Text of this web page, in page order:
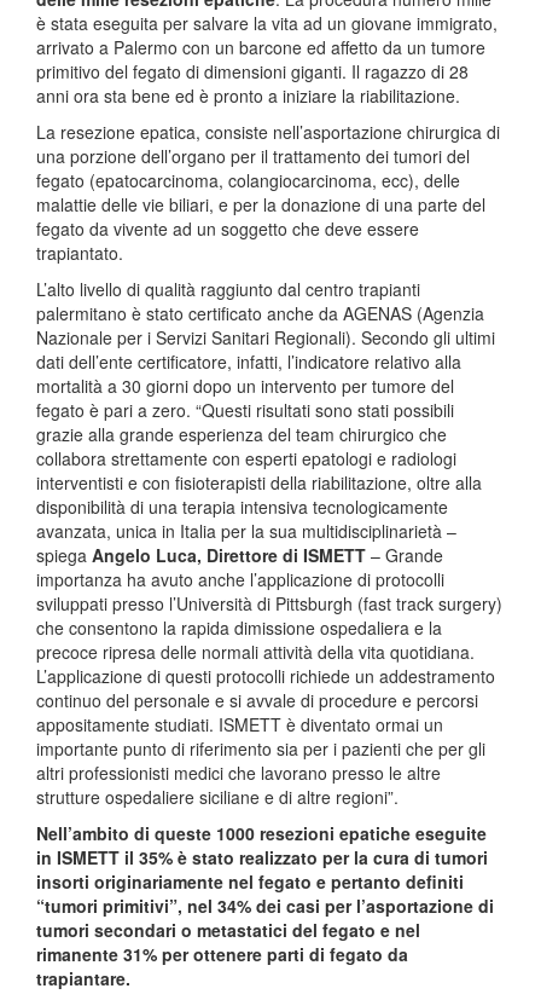
è stata eseguita per salvare la vita ad un giovane immigrato,
arrivato a Palermo con un barcone ed affetto da un tumore
primitivo del fegato di dimensioni giganti. Il ragazzo di 28
anni ora sta bene ed è pronto a iniziare la riabilitazione.
La resezione epatica, consiste nell’asportazione chirurgica di
una porzione dell’organo per il trattamento dei tumori del
fegato (epatocarcinoma, colangiocarcinoma, ecc), delle
malattie delle vie biliari, e per la donazione di una parte del
fegato da vivente ad un soggetto che deve essere
trapiantato.
L’alto livello di qualità raggiunto dal centro trapianti
palermitano è stato certificato anche da AGENAS (Agenzia
Nazionale per i Servizi Sanitari Regionali). Secondo gli ultimi
dati dell’ente certificatore, infatti, l’indicatore relativo alla
mortalità a 30 giorni dopo un intervento per tumore del
fegato è pari a zero. “Questi risultati sono stati possibili
grazie alla grande esperienza del team chirurgico che
collabora strettamente con esperti epatologi e radiologi
interventisti e con fisioterapisti della riabilitazione, oltre alla
disponibilità di una terapia intensiva tecnologicamente
avanzata, unica in Italia per la sua multidisciplinarietà –
spiega Angelo Luca, Direttore di ISMETT – Grande
importanza ha avuto anche l’applicazione di protocolli
sviluppati presso l’Università di Pittsburgh (fast track surgery)
che consentono la rapida dimissione ospedaliera e la
precoce ripresa delle normali attività della vita quotidiana.
L’applicazione di questi protocolli richiede un addestramento
continuo del personale e si avvale di procedure e percorsi
appositamente studiati. ISMETT è diventato ormai un
importante punto di riferimento sia per i pazienti che per gli
altri professionisti medici che lavorano presso le altre
strutture ospedaliere siciliane e di altre regioni”.
Nell’ambito di queste 1000 resezioni epatiche eseguite
in ISMETT il 35% è stato realizzato per la cura di tumori
insorti originariamente nel fegato e pertanto definiti
“tumori primitivi”, nel 34% dei casi per l’asportazione di
tumori secondari o metastatici del fegato e nel
rimanente 31% per ottenere parti di fegato da
trapiantare.